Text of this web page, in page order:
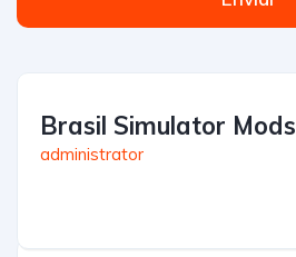
Brasil Simulator Mods
administrator